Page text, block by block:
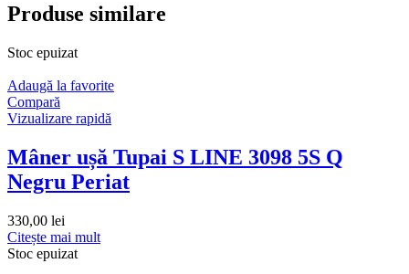
Produse similare
Stoc epuizat
Adaugă la favorite
Compară
Vizualizare rapidă
Mâner ușă Tupai S LINE 3098 5S Q
Negru Periat
330,00 lei
Citește mai mult
Stoc epuizat